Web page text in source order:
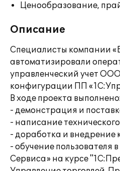
Ценообразование,
Описание
Специалисты компании
автоматизировали
управленческий учет
конфигурации ПП
В ходе проекта
- демонстрация и
- написание
- доработка и внедрение
- обучение пользователя
Сервиса» на курсе